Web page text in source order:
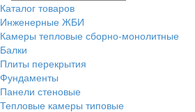
Каталог товаров
Инженерные ЖБИ
Камеры тепловые сборно-монолитные
Балки
Плиты перекрытия
Фундаменты
Панели стеновые
Тепловые камеры типовые